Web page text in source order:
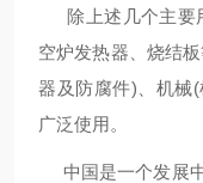
除上述几个主要
空炉发热器、烧结
器及防腐件)、机械
广泛使用。
中国是一个发展